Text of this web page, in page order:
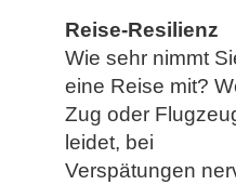
Reise-Resilienz
Wie sehr nimmt
eine Reise mit?
Zug oder
leidet, bei
Verspätungen